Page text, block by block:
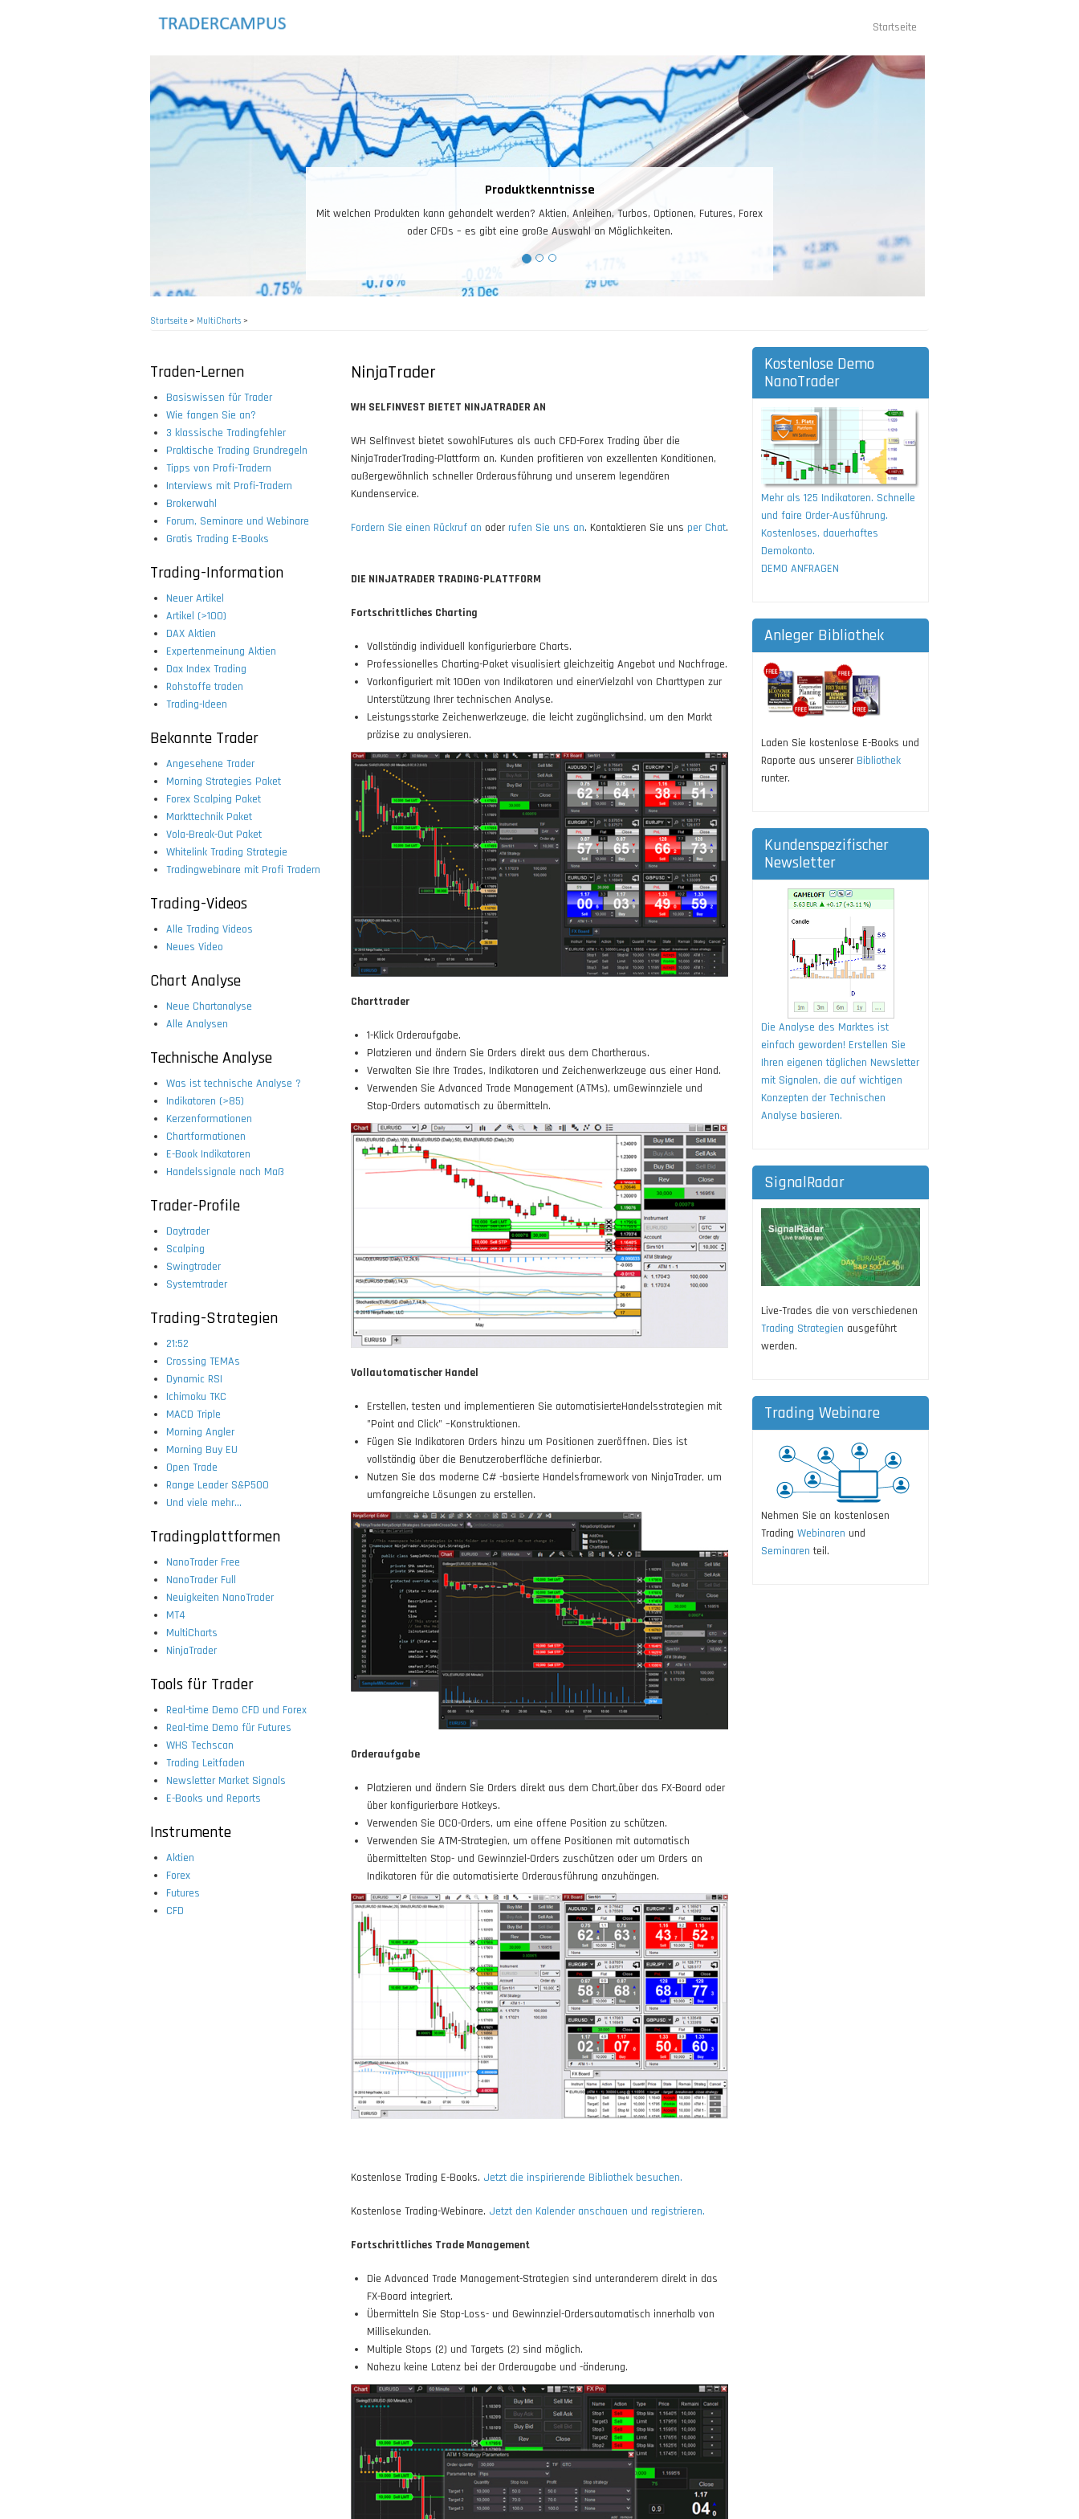
Startseite
Risiko – und Moneymanagement
Das Risiko- und Moneymanagement ist für das Trading entscheidend. Ihr Kontostand ist Ihr
Arbeitskapital, dieses gilt es zuerst zu schützen, und dann zu vermehren.
Startseite> MultiCharts >
Traden-Lernen
Basiswissen für Trader
Wie fangen Sie an?
3 klassische Tradingfehler
Praktische Trading Grundregeln
Tipps von Profi-Tradern
Interviews mit Profi-Tradern
Brokerwahl
Forum, Seminare und Webinare
Gratis Trading E-Books
Trading-Information
Neuer Artikel
Artikel (>100)
DAX Aktien
Expertenmeinung Aktien
Dax Index Trading
Rohstoffe traden
Trading-Ideen
Bekannte Trader
Angesehene Trader
Morning Strategies Paket
Forex Scalping Paket
Markttechnik Paket
Vola-Break-Out Paket
Whitelink Trading Strategie
Tradingwebinare mit Profi Tradern
Trading-Videos
Alle Trading Videos
Neues Video
Chart Analyse
Neue Chartanalyse
Alle Analysen
Technische Analyse
Was ist technische Analyse ?
Indikatoren (>85)
Kerzenformationen
Chartformationen
E-Book Indikatoren
Handelssignale nach Maß
Trader-Profile
Daytrader
Scalping
Swingtrader
Systemtrader
Trading-Strategien
21:52
Crossing TEMAs
Dynamic RSI
Ichimoku TKC
MACD Triple
Morning Angler
Morning Buy EU
Open Trade
Range Leader S&P500
Und viele mehr...
Tradingplattformen
NanoTrader Free
NanoTrader Full
Neuigkeiten NanoTrader
MT4
MultiCharts
NinjaTrader
Tools für Trader
Real-time Demo CFD und Forex
Real-time Demo für Futures
WHS Techscan
Trading Leitfaden
Newsletter Market Signals
E-Books und Reports
Instrumente
Aktien
Forex
Futures
CFD
NinjaTrader
WH SELFINVEST BIETET NINJATRADER AN
WH SelfInvest bietet sowohlFutures als auch CFD-Forex Trading über die
NinjaTraderTrading-Plattform an. Kunden profitieren von exzellenten Konditionen,
außergewöhnlich schneller Orderausführung und unserem legendären
Kundenservice.
Fordern Sie einen Rückruf an oder rufen Sie uns an. Kontaktieren Sie uns per Chat.
DIE NINJATRADER TRADING-PLATTFORM
Fortschrittliches Charting
Vollständig individuell konfigurierbare Charts.
Professionelles Charting-Paket visualisiert gleichzeitig Angebot und Nachfrage.
Vorkonfiguriert mit 100en von Indikatoren und einerVielzahl von Charttypen zur
Unterstützung Ihrer technischen Analyse.
Leistungsstarke Zeichenwerkzeuge, die leicht zugänglichsind, um den Markt
präzise zu analysieren.
Charttrader
1-Klick Orderaufgabe.
Platzieren und ändern Sie Orders direkt aus dem Chartheraus.
Verwalten Sie Ihre Trades, Indikatoren und Zeichenwerkzeuge aus einer Hand.
Verwenden Sie Advanced Trade Management (ATMs), umGewinnziele und
Stop-Orders automatisch zu übermitteln.
Vollautomatischer Handel
Erstellen, testen und implementieren Sie automatisierteHandelsstrategien mit
"Point and Click" –Konstruktionen.
Fügen Sie Indikatoren Orders hinzu um Positionen zueröffnen. Dies ist
vollständig über die Benutzeroberfläche definierbar.
Nutzen Sie das moderne C# -basierte Handelsframework von NinjaTrader, um
umfangreiche Lösungen zu erstellen.
Orderaufgabe
Platzieren und ändern Sie Orders direkt aus dem Chart,über das FX-Board oder
über konfigurierbare Hotkeys.
Verwenden Sie OCO-Orders, um eine offene Position zu schützen.
Verwenden Sie ATM-Strategien, um offene Positionen mit automatisch
übermittelten Stop- und Gewinnziel-Orders zuschützen oder um Orders an
Indikatoren für die automatisierte Orderausführung anzuhängen.
Kostenlose Trading E-Books. Jetzt die inspirierende Bibliothek besuchen.
Kostenlose Trading-Webinare. Jetzt den Kalender anschauen und registrieren.
Fortschrittliches Trade Management
Die Advanced Trade Management-Strategien sind unteranderem direkt in das
FX-Board integriert.
Übermitteln Sie Stop-Loss- und Gewinnziel-Ordersautomatisch innerhalb von
Millisekunden.
Multiple Stops (2) und Targets (2) sind möglich.
Nahezu keine Latenz bei der Orderaugabe und -änderung.
Kostenlose Demo
NanoTrader
Mehr als 125 Indikatoren. Schnelle
und faire Order-Ausführung.
Kostenloses, dauerhaftes
Demokonto.
DEMO ANFRAGEN
Anleger Bibliothek
Laden Sie kostenlose E-Books und
Raporte aus unserer Bibliothek
runter.
Kundenspezifischer
Newsletter
Die Analyse des Marktes ist
einfach geworden! Erstellen Sie
Ihren eigenen täglichen Newsletter
mit Signalen, die auf wichtigen
Konzepten der Technischen
Analyse basieren.
SignalRadar
Live-Trades die von verschiedenen
Trading Strategien ausgeführt
werden.
Trading Webinare
Nehmen Sie an kostenlosen
Trading Webinaren und
Seminaren teil.